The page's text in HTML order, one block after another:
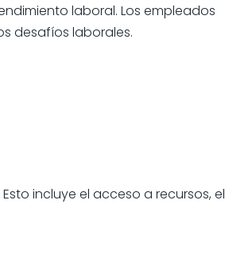
laboral. Los empleados
desafíos laborales.
incluye el acceso a recursos, el